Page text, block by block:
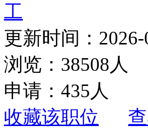
工
更新时间：2026-
浏览：38508人
申请：435人
收藏该职位